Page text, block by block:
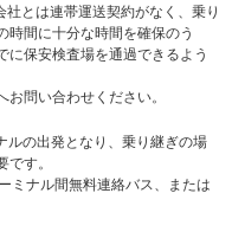
とは連帯運送契約がなく、乗り
時間に十分な時間を確保のう
に保安検査場を通過できるよう
問い合わせください。
ルの出発となり、乗り継ぎの場
す。
ミナル間無料連絡バス、または